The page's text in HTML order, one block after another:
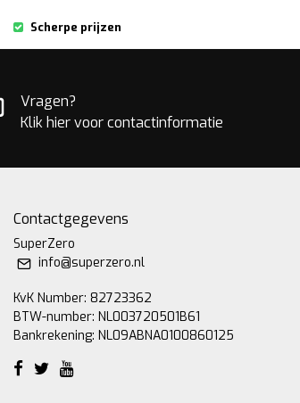
Scherpe prijzen
Vragen?
Klik hier voor contactinformatie
Contactgegevens
SuperZero
info@superzero.nl
KvK Number: 82723362
BTW-number: NL003720501B61
Bankrekening: NL09ABNA0100860125